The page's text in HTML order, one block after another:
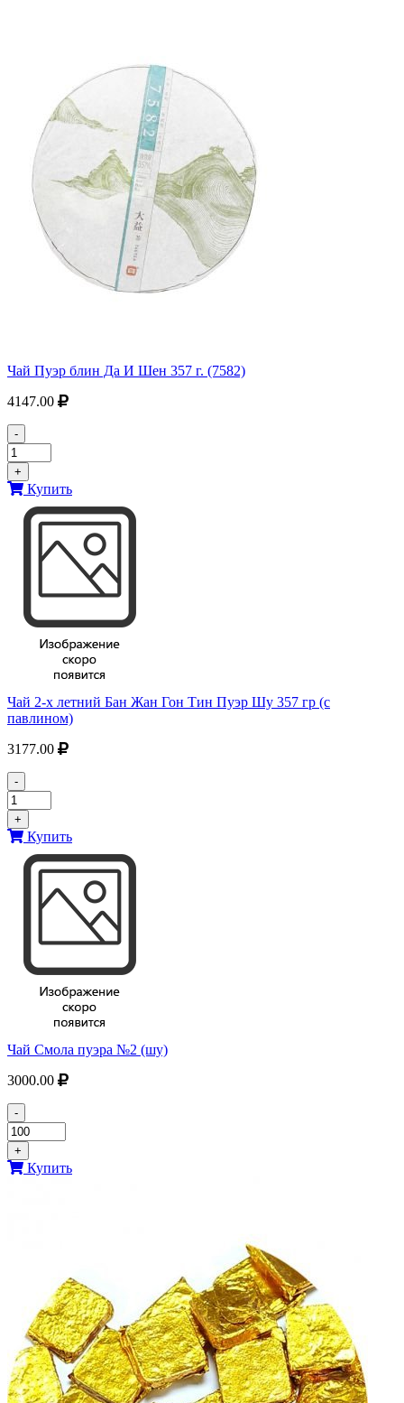
Чай Пуэр блин Да И Шен 357 г. (7582)
4147.00
-
+
Купить
Чай 2-х летний Бан Жан Гон Тин Пуэр Шу 357 гр (с
павлином)
3177.00
-
+
Купить
Чай Смола пуэра №2 (шу)
3000.00
-
+
Купить